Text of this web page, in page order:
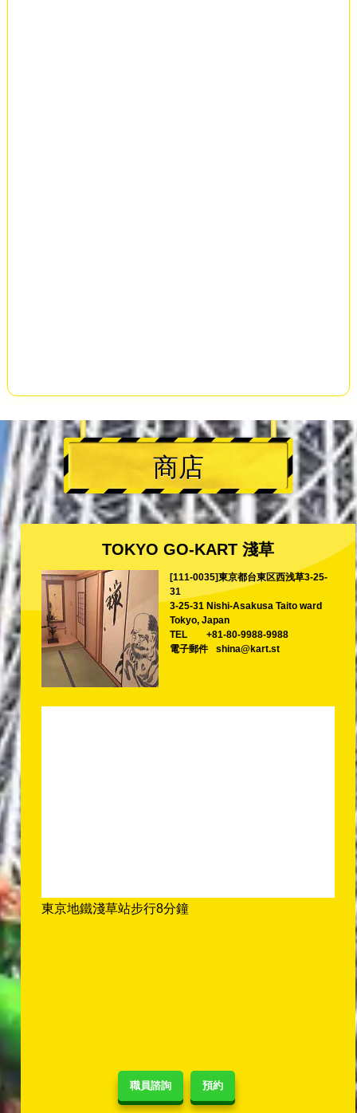
職員諮詢 預約
商店
TOKYO GO-KART 淺草
[111-0035]東京都台東区西浅草3-25-
31
3-25-31 Nishi-Asakusa Taito ward
Tokyo, Japan
TEL
+81-80-9988-9988
電子郵件
shina@kart.st
東京地鐵淺草站步行8分鐘